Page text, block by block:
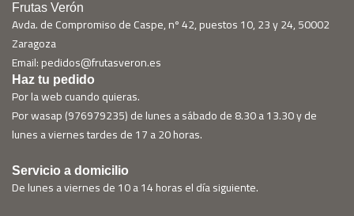
Frutas Verón
Avda. de Compromiso de Caspe, nº 42, puestos 10, 23 y 24, 50002
Zaragoza
Email: pedidos@frutasveron.es
Haz tu pedido
Por la web cuando quieras.
Por wasap (976979235) de lunes a sábado de 8.30 a 13.30 y de
lunes a viernes tardes de 17 a 20 horas.
Servicio a domicilio
De lunes a viernes de 10 a 14 horas el día siguiente.